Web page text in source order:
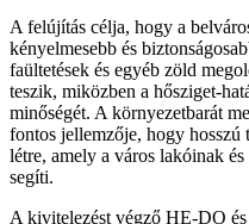
A felújítás célja, hogy a
kényelmesebb és
faültetések és egyéb zöld
teszik, miközben a hősziget-
minőségét. A környezetbarát
fontos jellemzője, hogy
létre, amely a város lakóinak
segíti.
A kivitelezést végző HE-DO